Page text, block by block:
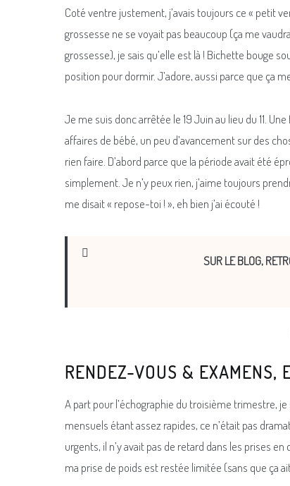
Coté ventre justement, j’avais toujours ce « petit
grossesse ne se voyait pas beaucoup (ça me
grossesse), je sais qu’elle est là ! Bichette bouge
position pour dormir. J’adore, aussi parce que ça
Je me suis donc arrêtée le 19 Juin au lieu du 11.
affaires de bébé, un peu d’avancement sur des
rien faire. D’abord parce que la période avait été
simplement. Je n’y peux rien, j’aime toujours
me disait « repose-toi ! », eh bien j’ai écouté !
SUR LE BLOG,
RENDEZ-VOUS & EXAMENS,
A part pour l’échographie du troisième trimestre,
mensuels étant assez rapides, ce n’était pas
urgents, il n’y avait pas de retard dans les prises
ma prise de poids est restée limitée (sans que ça